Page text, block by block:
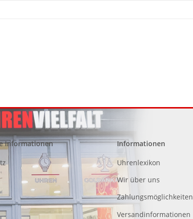
Informationen Informationen
Uhrenlexikon
Wir über uns
Zahlungsmöglichkeiten
Versandinformationen